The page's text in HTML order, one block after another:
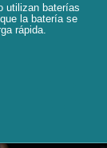
utilizan baterías
la batería se
rápida.